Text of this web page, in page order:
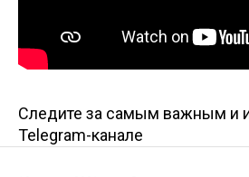
Следите за самым важным и
Telegram-канале